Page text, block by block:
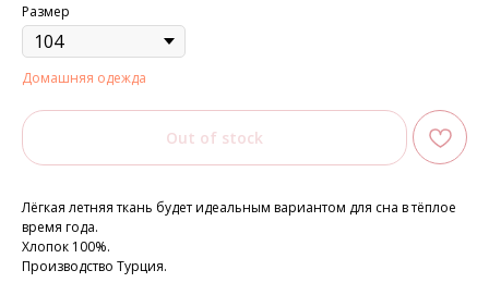
Размер
Домашняя одежда
Out of stock
Лёгкая летняя ткань будет идеальным вариантом для сна в тёплое
время года.
Хлопок 100%.
Производство Турция.